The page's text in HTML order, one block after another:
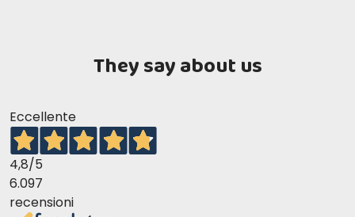
They say about us
Eccellente
4,8/5
6.097
recensioni